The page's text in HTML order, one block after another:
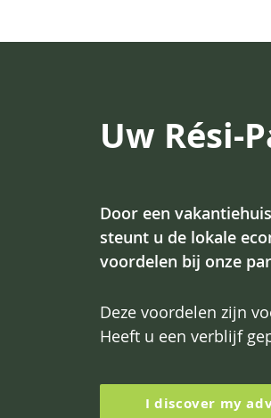
Uw Rési-
Door een
steunt u de lokale
voordelen bij onze
Deze voordelen zijn
Heeft u een verblijf
I discover my